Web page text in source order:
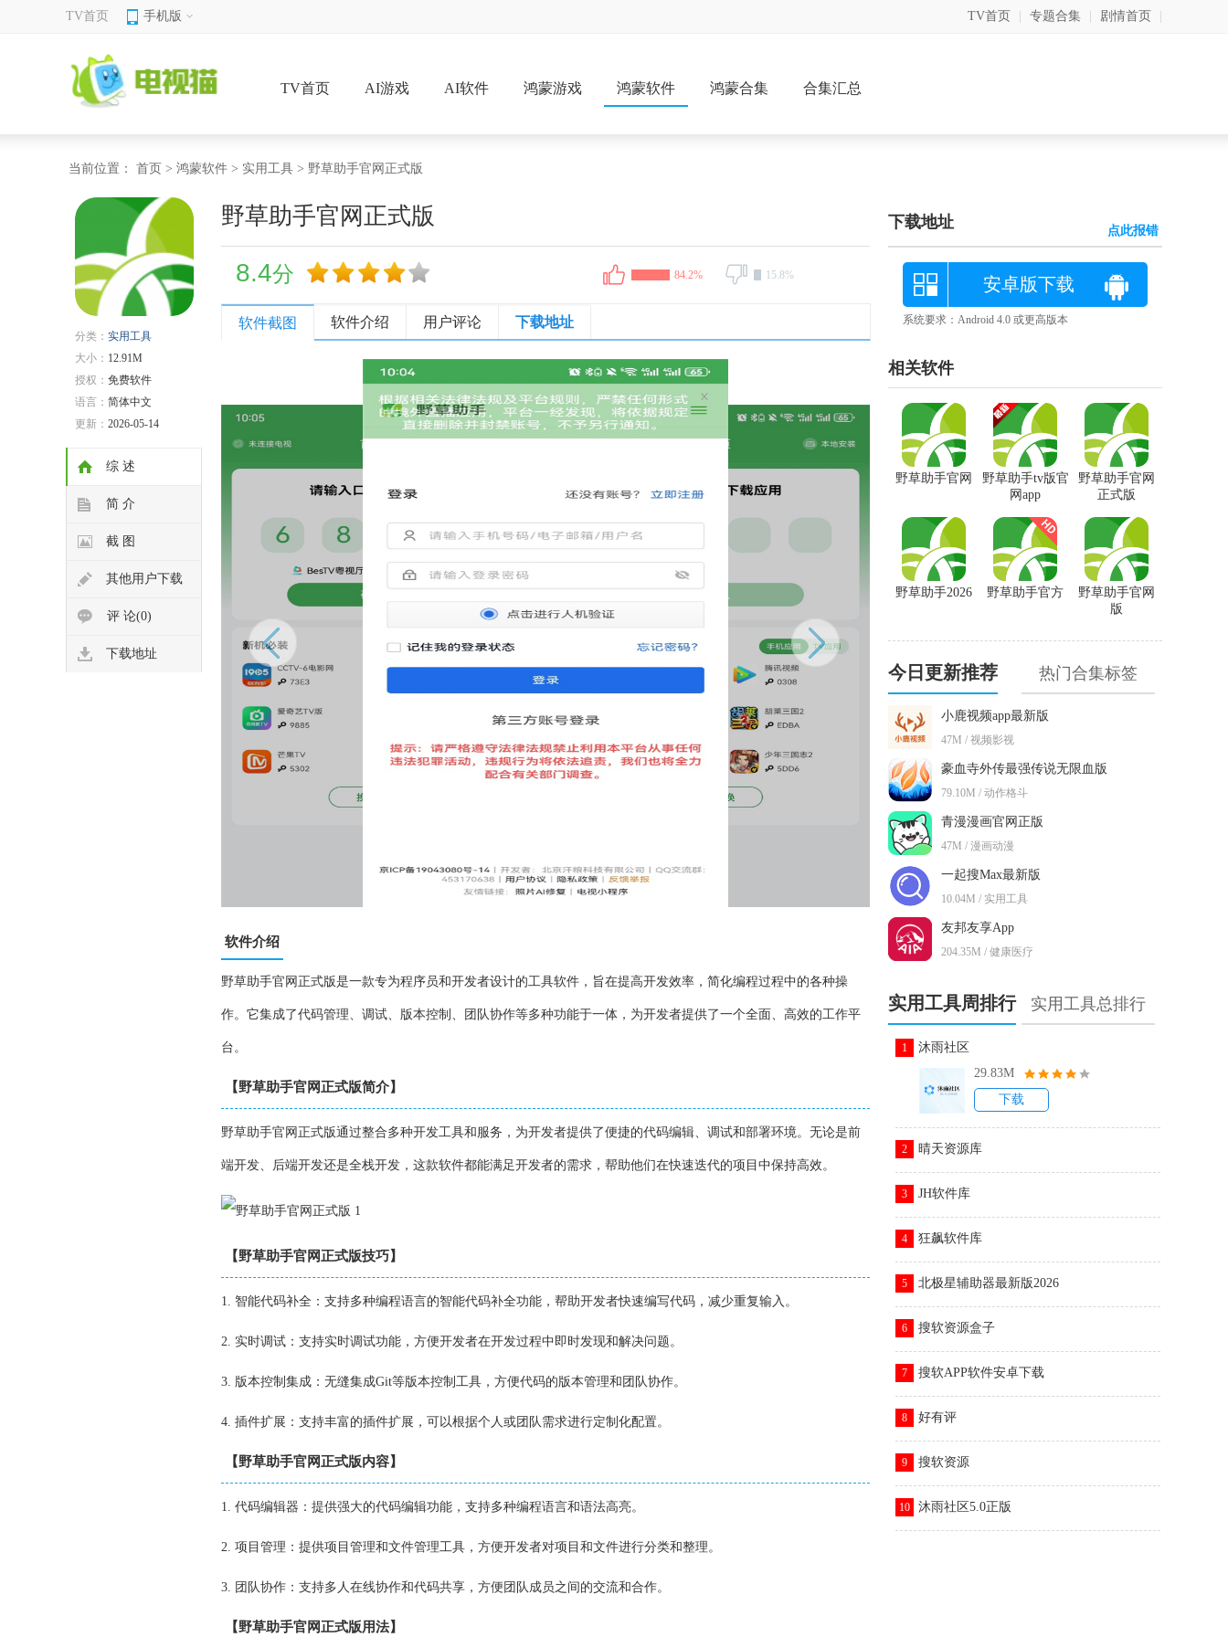
TV首页 手机版 TV首页 专题合集 剧情首页
TV首页 AI游戏 AI软件 鸿蒙游戏 鸿蒙软件 鸿蒙合集 合集汇总
当前位置： 首页 > 鸿蒙软件 > 实用工具 > 野草助手官网正式版
分类： 实用工具
大小： 12.91M
授权： 免费软件
语言： 简体中文
更新： 2026-05-14
综 述
简 介
截 图
其他用户下载
评 论(0)
下载地址
野草助手官网正式版
8.4分 84.2% 15.8%
软件截图 软件介绍 用户评论 下载地址
软件介绍
野草助手官网正式版是一款专为程序员和开发者设计的工具软件，旨在提高开发效率，简化编程过程中的各种操
作。它集成了代码管理、调试、版本控制、团队协作等多种功能于一体，为开发者提供了一个全面、高效的工作平
台。
【野草助手官网正式版简介】
野草助手官网正式版通过整合多种开发工具和服务，为开发者提供了便捷的代码编辑、调试和部署环境。无论是前
端开发、后端开发还是全栈开发，这款软件都能满足开发者的需求，帮助他们在快速迭代的项目中保持高效。
【野草助手官网正式版技巧】
1. 智能代码补全：支持多种编程语言的智能代码补全功能，帮助开发者快速编写代码，减少重复输入。
2. 实时调试：支持实时调试功能，方便开发者在开发过程中即时发现和解决问题。
3. 版本控制集成：无缝集成Git等版本控制工具，方便代码的版本管理和团队协作。
4. 插件扩展：支持丰富的插件扩展，可以根据个人或团队需求进行定制化配置。
【野草助手官网正式版内容】
1. 代码编辑器：提供强大的代码编辑功能，支持多种编程语言和语法高亮。
2. 项目管理：提供项目管理和文件管理工具，方便开发者对项目和文件进行分类和整理。
3. 团队协作：支持多人在线协作和代码共享，方便团队成员之间的交流和合作。
【野草助手官网正式版用法】
下载地址 点此报错
安卓版下载
系统要求：Android 4.0 或更高版本
相关软件
野草助手官网
正式版
野草助手tv版官
网app
野草助手官网
野草助手官网
版
野草助手官方
野草助手2026
今日更新推荐 热门合集标签
小鹿视频app最新版
47M / 视频影视
豪血寺外传最强传说无限血版
79.10M / 动作格斗
青漫漫画官网正版
47M / 漫画动漫
一起搜Max最新版
10.04M / 实用工具
友邦友享App
204.35M / 健康医疗
实用工具周排行 实用工具总排行
1
沐雨社区
29.83M
下载
2 晴天资源库
3 JH软件库
4 狂飙软件库
5 北极星辅助器最新版2026
6 搜软资源盒子
7 搜软APP软件安卓下载
8 好有评
9 搜软资源
10 沐雨社区5.0正版